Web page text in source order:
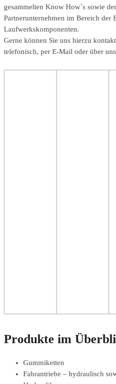
gesammelten Know How`s sowie
Partnerunternehmen im Bereich der
Laufwerkskomponenten.
Gerne können Sie uns hierzu
telefonisch, per E-Mail oder über
Produkte im
Gummiketten
Fahrantriebe – hydraulisch